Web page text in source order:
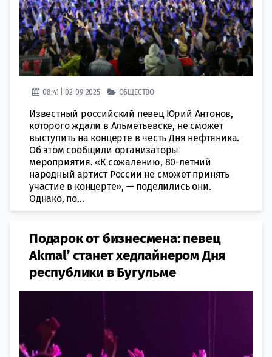
08:41 | 02-09-2025 ОБЩЕСТВО
Известный российский певец Юрий Антонов,
которого ждали в Альметьевске, не сможет
выступить на концерте в честь Дня нефтяника.
Об этом сообщили организаторы
мероприятия. «К сожалению, 80-летний
народный артист России не сможет принять
участие в концерте», — поделились они.
Однако, по...
Подарок от бизнесмена: певец
Akmal’ станет хедлайнером Дня
республики в Бугульме